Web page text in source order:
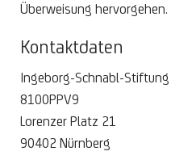
Überweisung hervorgehen.
Kontaktdaten
Ingeborg-Schnabl-Stiftung
8100PPV9
Lorenzer Platz 21
90402 Nürnberg